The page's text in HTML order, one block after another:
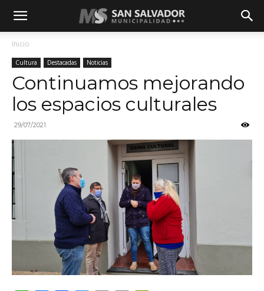
Inicio
Cultura Destacadas Noticias
Continuamos mejorando
los espacios culturales
29/07/2021